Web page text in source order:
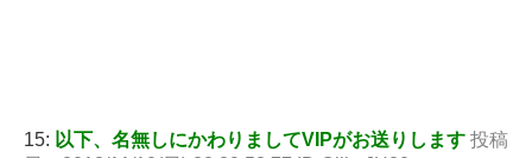
15: 以下、名無しにかわりましてVIPがお送りします 投稿